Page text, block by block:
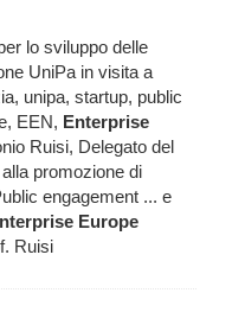
lo sviluppo delle
UniPa in visita a
unipa, startup, public
EEN, Enterprise
Ruisi, Delegato del
promozione di
engagement ... e
Europe
Ruisi